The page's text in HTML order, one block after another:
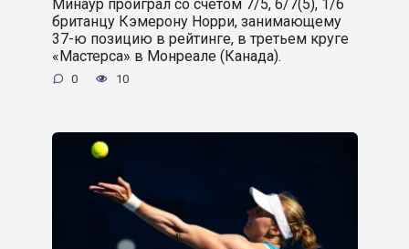
Минаур проиграл со счётом 7/5, 6/7(5), 1/6
британцу Кэмерону Норри, занимающему
37-ю позицию в рейтинге, в третьем круге
«Мастерса» в Монреале (Канада).
0 10